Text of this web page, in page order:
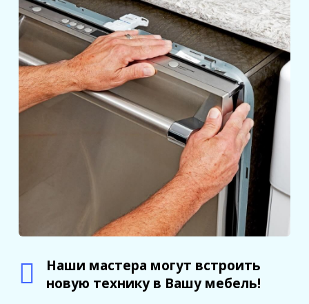
Наши мастера могут встроить
новую технику в Вашу мебель!